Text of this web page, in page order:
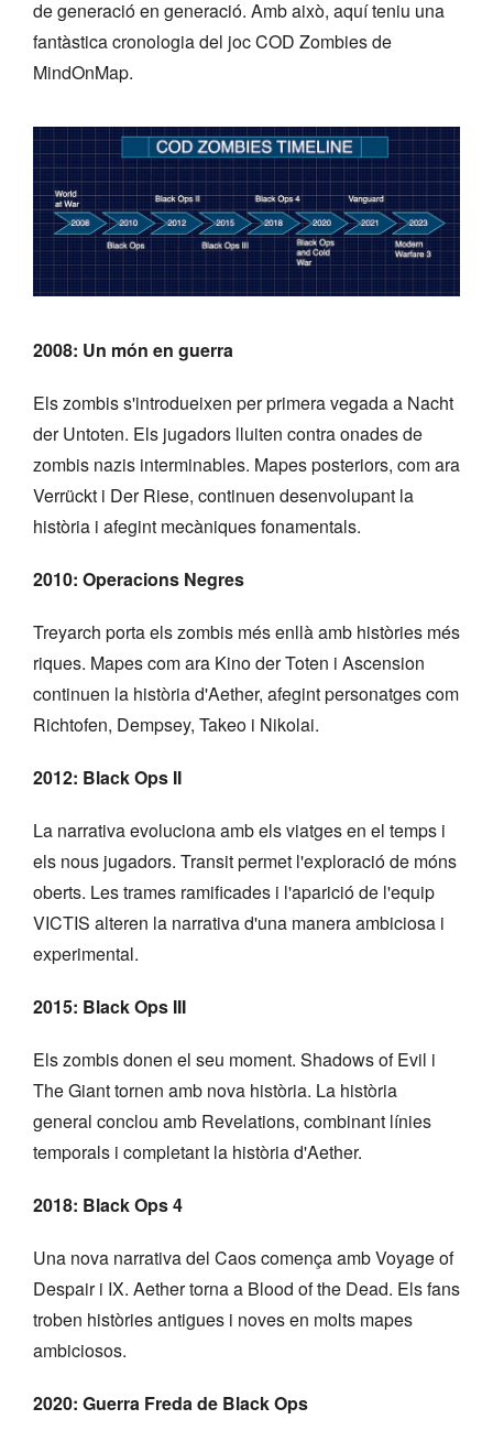
de generació en generació. Amb això, aquí teniu una
fantàstica cronologia del joc COD Zombies de
MindOnMap.
2008: Un món en guerra
Els zombis s'introdueixen per primera vegada a Nacht
der Untoten. Els jugadors lluiten contra onades de
zombis nazis interminables. Mapes posteriors, com ara
Verrückt i Der Riese, continuen desenvolupant la
història i afegint mecàniques fonamentals.
2010: Operacions Negres
Treyarch porta els zombis més enllà amb històries més
riques. Mapes com ara Kino der Toten i Ascension
continuen la història d'Aether, afegint personatges com
Richtofen, Dempsey, Takeo i Nikolai.
2012: Black Ops II
La narrativa evoluciona amb els viatges en el temps i
els nous jugadors. Transit permet l'exploració de móns
oberts. Les trames ramificades i l'aparició de l'equip
VICTIS alteren la narrativa d'una manera ambiciosa i
experimental.
2015: Black Ops III
Els zombis donen el seu moment. Shadows of Evil i
The Giant tornen amb nova història. La història
general conclou amb Revelations, combinant línies
temporals i completant la història d'Aether.
2018: Black Ops 4
Una nova narrativa del Caos comença amb Voyage of
Despair i IX. Aether torna a Blood of the Dead. Els fans
troben històries antigues i noves en molts mapes
ambiciosos.
2020: Guerra Freda de Black Ops